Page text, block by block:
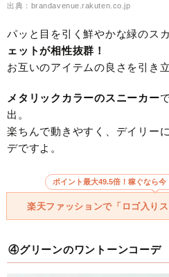
出典：brandavenue.rakuten.co.jp
パッと目を引く鮮やかな緑のスカ
ェットが相性抜群！
お互いのアイテムの良さを引き
メタリックカラーのスニーカー
出。
楽ちんで動きやすく、デイリー
デですよ。
ポイント最大49.5倍！稼ぐなら
楽天ファッションで「ロゴ入り
④グリーンのワントーンコーデ